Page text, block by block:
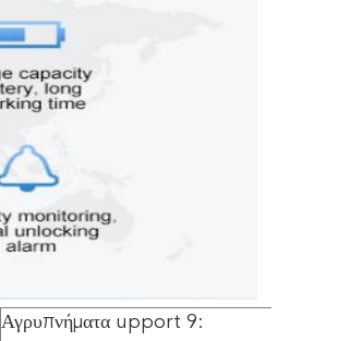
Αγρυπνήματα upport 9: